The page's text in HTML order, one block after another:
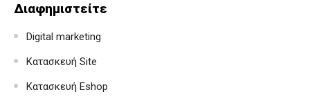
Διαφημιστείτε
Digital marketing
Κατασκευή Site
Κατασκευή Eshop